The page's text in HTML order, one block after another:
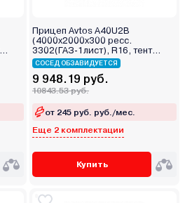
Прицеп Avtos A40U2B
(4000х2000х300 ресс.
3302(ГАЗ-1лист), R16, тент
400мм 2ос)
СОСЕД ОБЗАВИДУЕТСЯ
9 948.19 руб.
10843.53 руб.
от 245 руб. руб./мес.
Еще 2 комплектации
Купить